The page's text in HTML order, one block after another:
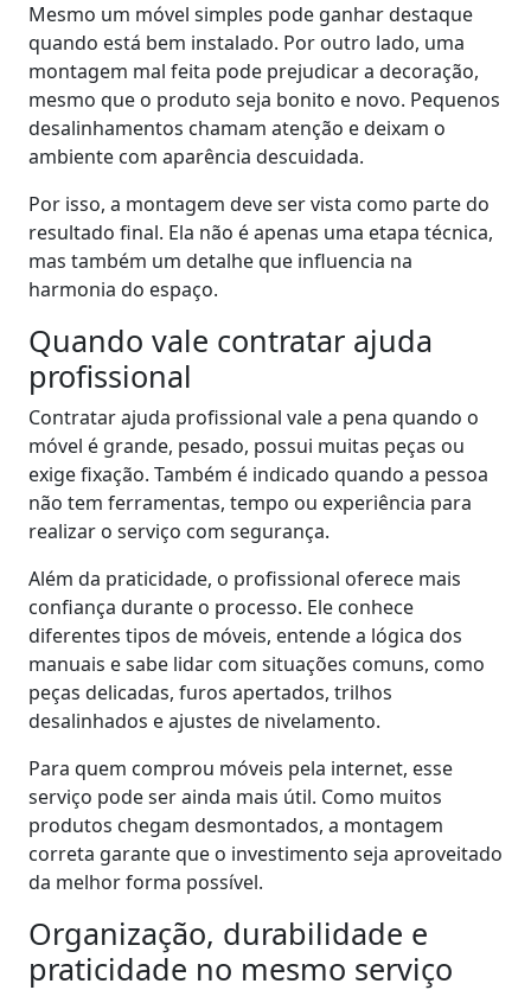
Mesmo um móvel simples pode ganhar destaque
quando está bem instalado. Por outro lado, uma
montagem mal feita pode prejudicar a decoração,
mesmo que o produto seja bonito e novo. Pequenos
desalinhamentos chamam atenção e deixam o
ambiente com aparência descuidada.
Por isso, a montagem deve ser vista como parte do
resultado final. Ela não é apenas uma etapa técnica,
mas também um detalhe que influencia na
harmonia do espaço.
Quando vale contratar ajuda
profissional
Contratar ajuda profissional vale a pena quando o
móvel é grande, pesado, possui muitas peças ou
exige fixação. Também é indicado quando a pessoa
não tem ferramentas, tempo ou experiência para
realizar o serviço com segurança.
Além da praticidade, o profissional oferece mais
confiança durante o processo. Ele conhece
diferentes tipos de móveis, entende a lógica dos
manuais e sabe lidar com situações comuns, como
peças delicadas, furos apertados, trilhos
desalinhados e ajustes de nivelamento.
Para quem comprou móveis pela internet, esse
serviço pode ser ainda mais útil. Como muitos
produtos chegam desmontados, a montagem
correta garante que o investimento seja aproveitado
da melhor forma possível.
Organização, durabilidade e
praticidade no mesmo serviço